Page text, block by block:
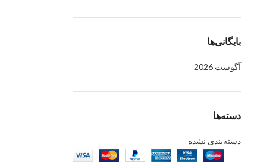
بایگانی‌ها
آگوست 2026
دسته‌ها
دسته‌بندی نشده